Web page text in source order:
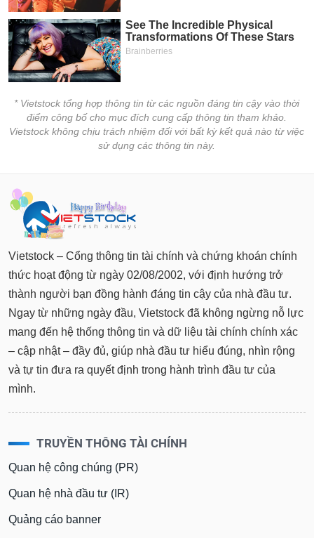
* Vietstock tổng hợp thông tin từ các nguồn đáng tin cậy vào thời
điểm công bố cho mục đích cung cấp thông tin tham khảo.
Vietstock không chịu trách nhiệm đối với bất kỳ kết quả nào từ việc
sử dụng các thông tin này.
Vietstock – Cổng thông tin tài chính và chứng khoán chính
thức hoạt động từ ngày 02/08/2002, với định hướng trở
thành người bạn đồng hành đáng tin cậy của nhà đầu tư.
Ngay từ những ngày đầu, Vietstock đã không ngừng nỗ lực
mang đến hệ thống thông tin và dữ liệu tài chính chính xác
– cập nhật – đầy đủ, giúp nhà đầu tư hiểu đúng, nhìn rộng
và tự tin đưa ra quyết định trong hành trình đầu tư của
mình.
TRUYỀN THÔNG TÀI CHÍNH
Quan hệ công chúng (PR)
Quan hệ nhà đầu tư (IR)
Quảng cáo banner